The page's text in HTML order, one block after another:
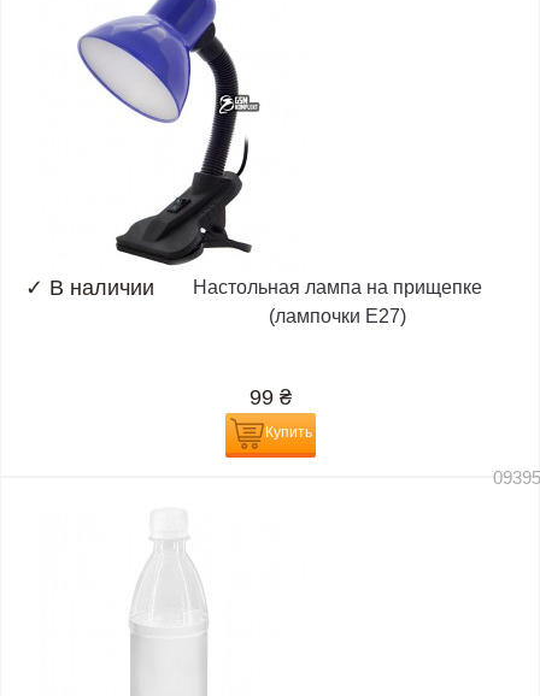
✓ В наличии
Настольная лампа на прищепке
(лампочки E27)
99 ₴
Купить